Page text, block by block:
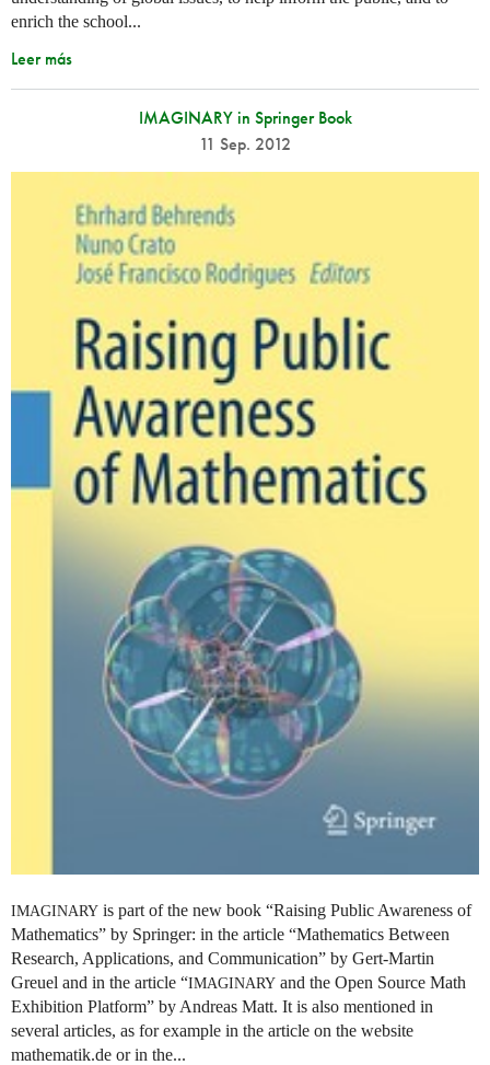
enrich the school...
Leer más
IMAGINARY in Springer Book
11 Sep. 2012
IMAGINARY is part of the new book “Raising Public Awareness of
Mathematics” by Springer: in the article “Mathematics Between
Research, Applications, and Communication” by Gert-Martin
Greuel and in the article “IMAGINARY and the Open Source Math
Exhibition Platform” by Andreas Matt. It is also mentioned in
several articles, as for example in the article on the website
mathematik.de or in the...